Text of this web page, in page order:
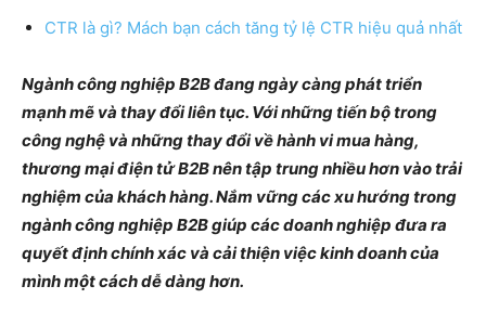
CTR là gì? Mách bạn cách tăng tỷ lệ CTR hiệu quả nhất
Ngành công nghiệp B2B đang ngày càng phát triển
mạnh mẽ và thay đổi liên tục. Với những tiến bộ trong
công nghệ và những thay đổi về hành vi mua hàng,
thương mại điện tử B2B nên tập trung nhiều hơn vào trải
nghiệm của khách hàng. Nắm vững các xu hướng trong
ngành công nghiệp B2B giúp các doanh nghiệp đưa ra
quyết định chính xác và cải thiện việc kinh doanh của
mình một cách dễ dàng hơn.